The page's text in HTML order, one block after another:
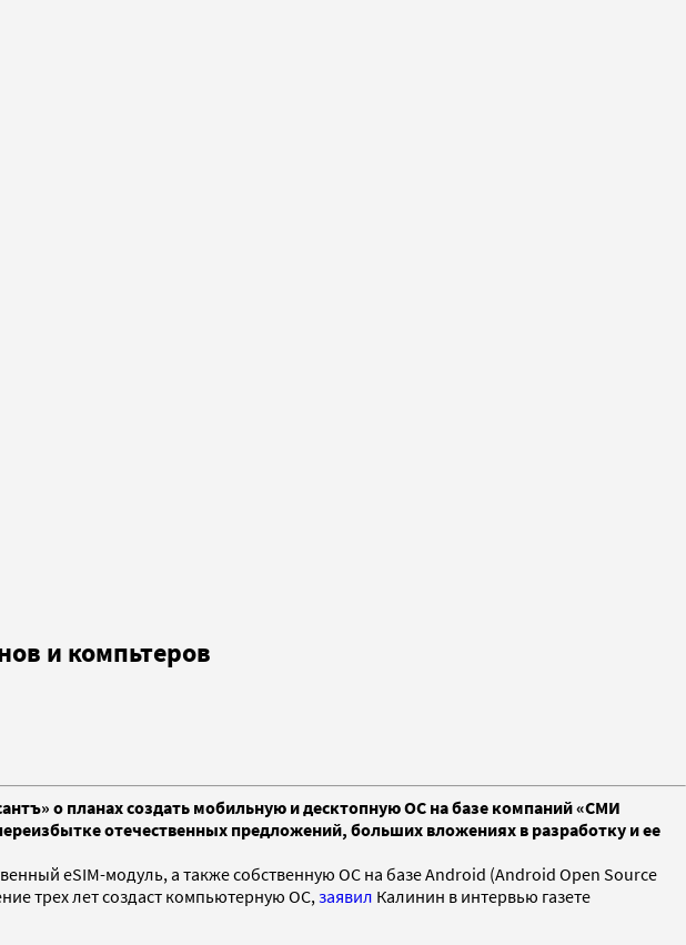
и компьтеров
о планах создать мобильную и десктопную ОС на базе компаний «СМИ
отечественных предложений, больших вложениях в разработку и ее
eSIM-модуль, а также собственную ОС на базе Android (Android Open Source
трех лет создаст компьютерную ОС, заявил Калинин в интервью газете